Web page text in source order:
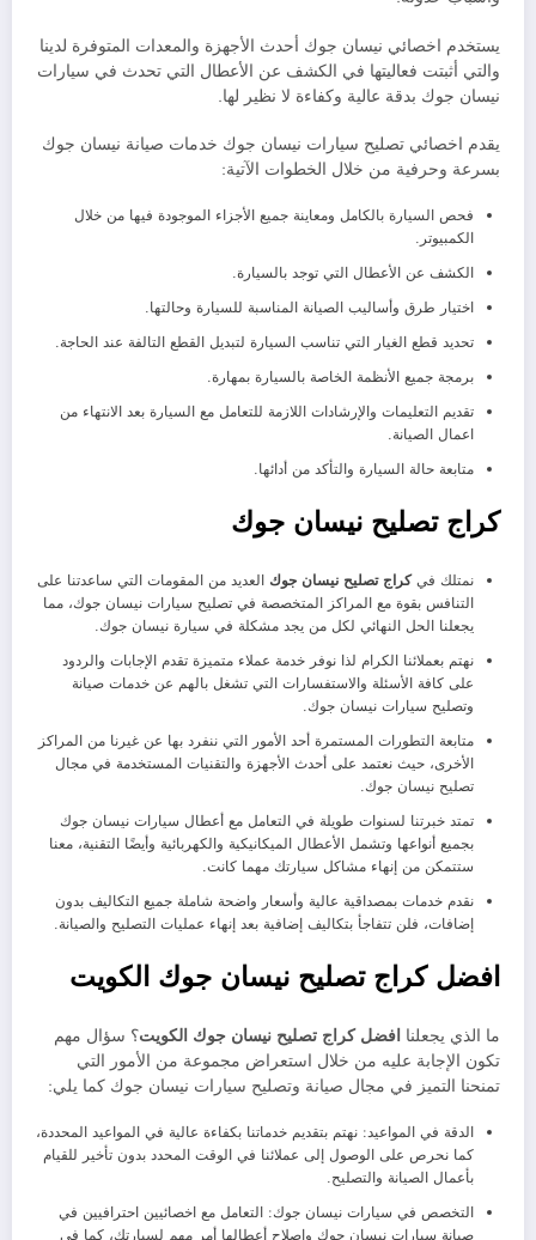
يستخدم اخصائي نيسان جوك أحدث الأجهزة والمعدات المتوفرة لدينا
والتي أثبتت فعاليتها في الكشف عن الأعطال التي تحدث في سيارات
نيسان جوك بدقة عالية وكفاءة لا نظير لها.
يقدم اخصائي تصليح سيارات نيسان جوك خدمات صيانة نيسان جوك
بسرعة وحرفية من خلال الخطوات الآتية:
فحص السيارة بالكامل ومعاينة جميع الأجزاء الموجودة فيها من خلال
الكمبيوتر.
الكشف عن الأعطال التي توجد بالسيارة.
اختيار طرق وأساليب الصيانة المناسبة للسيارة وحالتها.
تحديد قطع الغيار التي تناسب السيارة لتبديل القطع التالفة عند الحاجة.
برمجة جميع الأنظمة الخاصة بالسيارة بمهارة.
تقديم التعليمات والإرشادات اللازمة للتعامل مع السيارة بعد الانتهاء من
اعمال الصيانة.
متابعة حالة السيارة والتأكد من أدائها.
كراج تصليح نيسان جوك
نمتلك فيكراج تصليح نيسان جوك العديد من المقومات التي ساعدتنا على
التنافس بقوة مع المراكز المتخصصة في تصليح سيارات نيسان جوك، مما
يجعلنا الحل النهائي لكل من يجد مشكلة في سيارة نيسان جوك.
نهتم بعملائنا الكرام لذا نوفر خدمة عملاء متميزة تقدم الإجابات والردود
على كافة الأسئلة والاستفسارات التي تشغل بالهم عن خدمات صيانة
وتصليح سيارات نيسان جوك.
متابعة التطورات المستمرة أحد الأمور التي ننفرد بها عن غيرنا من المراكز
الأخرى، حيث نعتمد على أحدث الأجهزة والتقنيات المستخدمة في مجال
تصليح نيسان جوك.
تمتد خبرتنا لسنوات طويلة في التعامل مع أعطال سيارات نيسان جوك
بجميع أنواعها وتشمل الأعطال الميكانيكية والكهربائية وأيضًا التقنية، معنا
ستتمكن من إنهاء مشاكل سيارتك مهما كانت.
نقدم خدمات بمصداقية عالية وأسعار واضحة شاملة جميع التكاليف بدون
إضافات، فلن تتفاجأ بتكاليف إضافية بعد إنهاء عمليات التصليح والصيانة.
افضل كراج تصليح نيسان جوك الكويت
ما الذي يجعلنا افضل كراج تصليح نيسان جوك الكويت؟ سؤال مهم
تكون الإجابة عليه من خلال استعراض مجموعة من الأمور التي
تمنحنا التميز في مجال صيانة وتصليح سيارات نيسان جوك كما يلي:
الدقة في المواعيد: نهتم بتقديم خدماتنا بكفاءة عالية في المواعيد المحددة،
كما نحرص على الوصول إلى عملائنا في الوقت المحدد بدون تأخير للقيام
بأعمال الصيانة والتصليح.
التخصص في سيارات نيسان جوك: التعامل مع اخصائيين احترافيين في
صيانة سيارات نيسان جوك وإصلاح أعطالها أمر مهم لسيارتك، كما في